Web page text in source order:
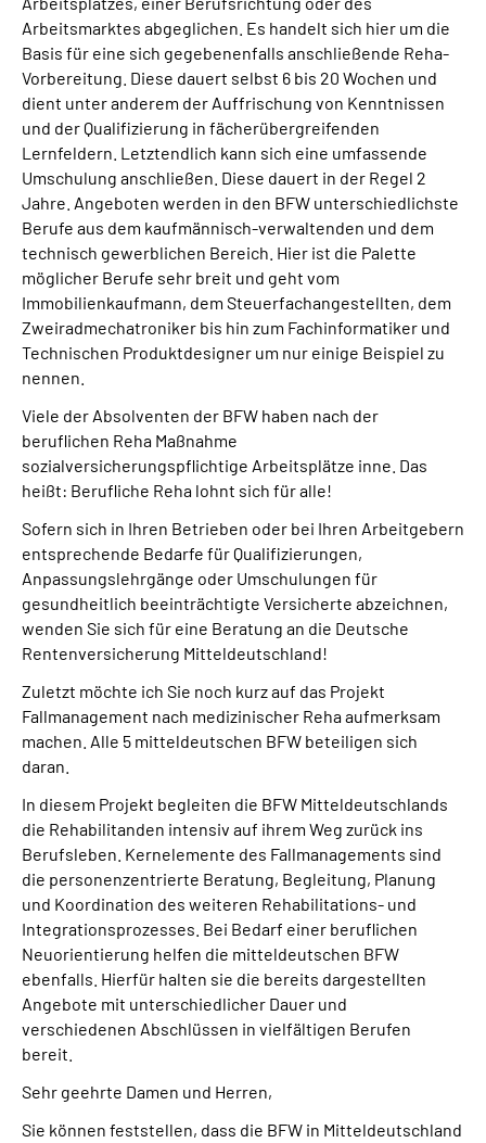
Arbeitsmarktes abgeglichen. Es handelt sich hier um die
Basis für eine sich gegebenenfalls anschließende Reha-
Vorbereitung. Diese dauert selbst 6 bis 20 Wochen und
dient unter anderem der Auffrischung von Kenntnissen
und der Qualifizierung in fächerübergreifenden
Lernfeldern. Letztendlich kann sich eine umfassende
Umschulung anschließen. Diese dauert in der Regel 2
Jahre. Angeboten werden in den BFW unterschiedlichste
Berufe aus dem kaufmännisch-verwaltenden und dem
technisch gewerblichen Bereich. Hier ist die Palette
möglicher Berufe sehr breit und geht vom
Immobilienkaufmann, dem Steuerfachangestellten, dem
Zweiradmechatroniker bis hin zum Fachinformatiker und
Technischen Produktdesigner um nur einige Beispiel zu
nennen.
Viele der Absolventen der BFW haben nach der
beruflichen Reha Maßnahme
sozialversicherungspflichtige Arbeitsplätze inne. Das
heißt: Berufliche Reha lohnt sich für alle!
Sofern sich in Ihren Betrieben oder bei Ihren Arbeitgebern
entsprechende Bedarfe für Qualifizierungen,
Anpassungslehrgänge oder Umschulungen für
gesundheitlich beeinträchtigte Versicherte abzeichnen,
wenden Sie sich für eine Beratung an die Deutsche
Rentenversicherung Mitteldeutschland!
Zuletzt möchte ich Sie noch kurz auf das Projekt
Fallmanagement nach medizinischer Reha aufmerksam
machen. Alle 5 mitteldeutschen BFW beteiligen sich
daran.
In diesem Projekt begleiten die BFW Mitteldeutschlands
die Rehabilitanden intensiv auf ihrem Weg zurück ins
Berufsleben. Kernelemente des Fallmanagements sind
die personenzentrierte Beratung, Begleitung, Planung
und Koordination des weiteren Rehabilitations- und
Integrationsprozesses. Bei Bedarf einer beruflichen
Neuorientierung helfen die mitteldeutschen BFW
ebenfalls. Hierfür halten sie die bereits dargestellten
Angebote mit unterschiedlicher Dauer und
verschiedenen Abschlüssen in vielfältigen Berufen
bereit.
Sehr geehrte Damen und Herren,
Sie können feststellen, dass die BFW in Mitteldeutschland